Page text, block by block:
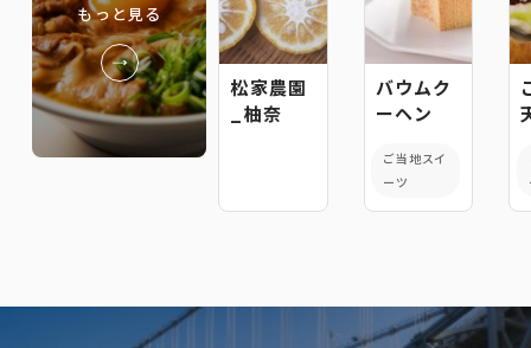
もっと見る
松家農園
_柚奈
バウムク
ーヘン
ご当地スイ
ーツ